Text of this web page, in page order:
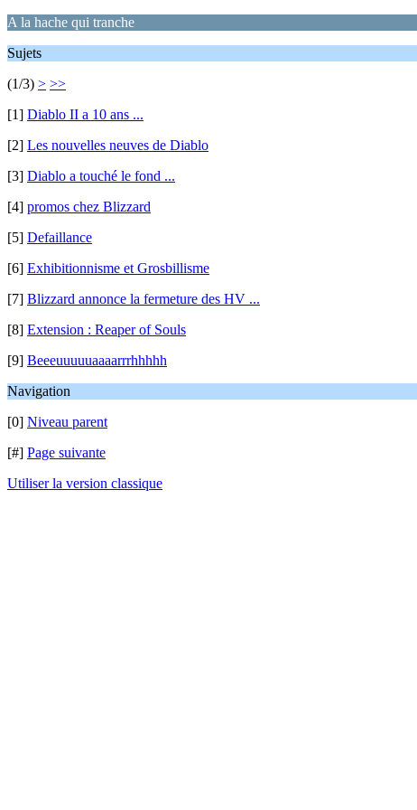
A la hache qui tranche
Sujets
(1/3) > >>
[1] Diablo II a 10 ans ...
[2] Les nouvelles neuves de Diablo
[3] Diablo a touché le fond ...
[4] promos chez Blizzard
[5] Defaillance
[6] Exhibitionnisme et Grosbillisme
[7] Blizzard annonce la fermeture des HV ...
[8] Extension : Reaper of Souls
[9] Beeeuuuuuaaaarrrhhhhh
Navigation
[0] Niveau parent
[#] Page suivante
Utiliser la version classique